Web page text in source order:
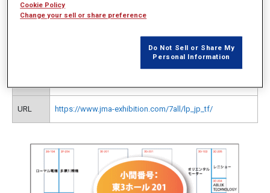
日時 2013年7月17日（水）～19日（金） 10:00～17:00
東京ビッグサイト（有明・東京国際展示場）
URL https://www.jma-exhibition.com/7all/lp_jp_tf/
Cookie Policy
Change your sell or share preference
Do Not Sell or Share My
Personal Information